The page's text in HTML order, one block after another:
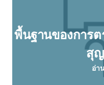
พื้นฐานของการ
สุ
อ่า